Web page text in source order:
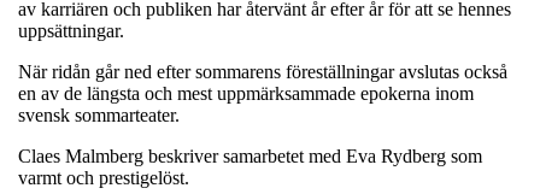
av karriären och publiken har återvänt år efter år för att se hennes
uppsättningar.
När ridån går ned efter sommarens föreställningar avslutas också
en av de längsta och mest uppmärksammade epokerna inom
svensk sommarteater.
Claes Malmberg beskriver samarbetet med Eva Rydberg som
varmt och prestigelöst.